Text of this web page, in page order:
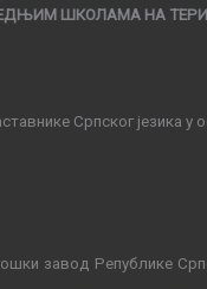
ШКОЛАМА НА
Српског језика
завод Републике